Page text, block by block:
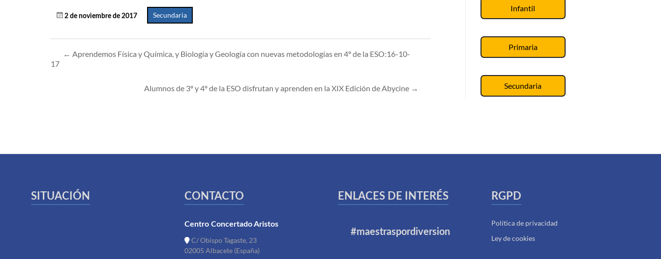
2 de noviembre de 2017 Secundaria
← Aprendemos Física y Química, y Biología y Geología con nuevas metodologías en 4º de la ESO:16-10-
17
Alumnos de 3º y 4º de la ESO disfrutan y aprenden en la XIX Edición de Abycine →
Infantil
Primaria
Secundaria
SITUACIÓN CONTACTO
Centro Concertado Aristos
C/ Obispo Tagaste, 23
02005 Albacete (España)
ENLACES DE INTERÉS
#maestraspordiversion
RGPD
Política de privacidad
Ley de cookies